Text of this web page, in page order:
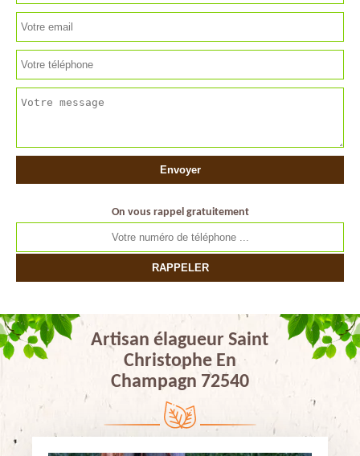
On vous rappel gratuitement
Artisan élagueur Saint
Christophe En
Champagn 72540